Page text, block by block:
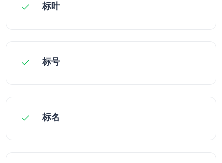
标叶
标号
标名